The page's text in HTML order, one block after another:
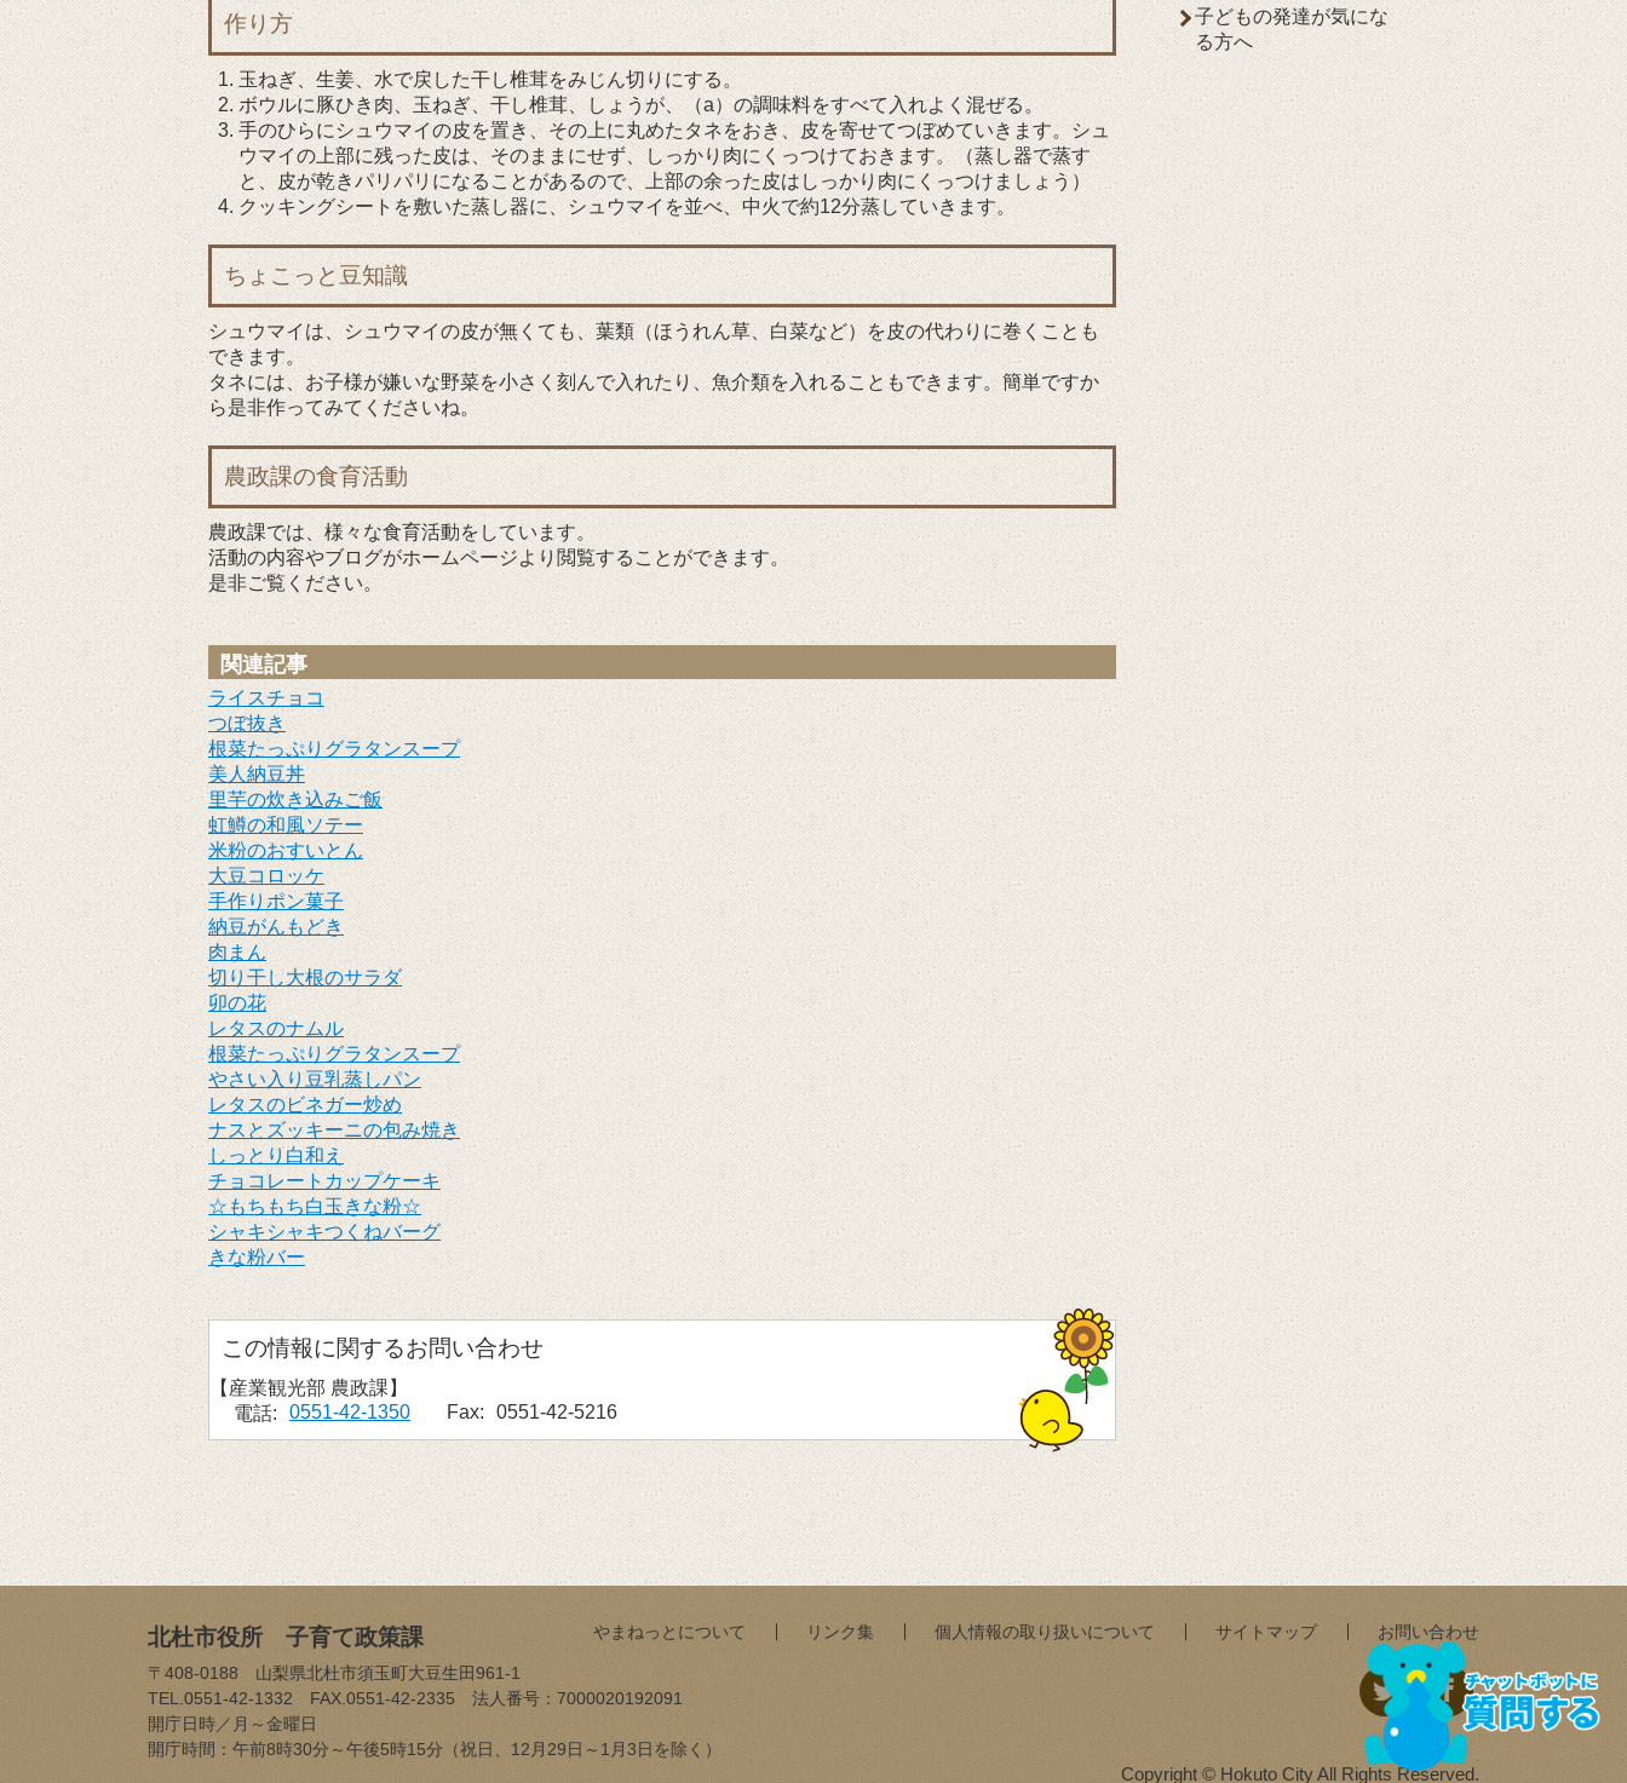
作り方
玉ねぎ、生姜、水で戻した干し椎茸をみじん切りにする。
ボウルに豚ひき肉、玉ねぎ、干し椎茸、しょうが、（a）の調味料をすべて入れよく混ぜる。
手のひらにシュウマイの皮を置き、その上に丸めたタネをおき、皮を寄せてつぼめていきます。シュ
ウマイの上部に残った皮は、そのままにせず、しっかり肉にくっつけておきます。（蒸し器で蒸す
と、皮が乾きパリパリになることがあるので、上部の余った皮はしっかり肉にくっつけましょう）
クッキングシートを敷いた蒸し器に、シュウマイを並べ、中火で約12分蒸していきます。
ちょこっと豆知識
シュウマイは、シュウマイの皮が無くても、葉類（ほうれん草、白菜など）を皮の代わりに巻くことも
できます。
タネには、お子様が嫌いな野菜を小さく刻んで入れたり、魚介類を入れることもできます。簡単ですか
ら是非作ってみてくださいね。
農政課の食育活動
農政課では、様々な食育活動をしています。
活動の内容やブログがホームページより閲覧することができます。
是非ご覧ください。
関連記事
ライスチョコ
つぼ抜き
根菜たっぷりグラタンスープ
美人納豆丼
里芋の炊き込みご飯
虹鱒の和風ソテー
米粉のおすいとん
大豆コロッケ
手作りポン菓子
納豆がんもどき
肉まん
切り干し大根のサラダ
卯の花
レタスのナムル
根菜たっぷりグラタンスープ
やさい入り豆乳蒸しパン
レタスのビネガー炒め
ナスとズッキーニの包み焼き
しっとり白和え
チョコレートカップケーキ
☆もちもち白玉きな粉☆
シャキシャキつくねバーグ
きな粉バー
お問い合わせ
産業観光部 農政課
電話:
0551-42-1350 Fax: 0551-42-5216
子どもの発達が気にな
る方へ
やまねっとについて リンク集 個人情報の取り扱いについて サイトマップ お問い合わせ
北杜市役所 子育て政策課
〒408-0188 山梨県北杜市須玉町大豆生田961-1
TEL.0551-42-1332 FAX.0551-42-2335 法人番号： 7000020192091
開庁日時／月～金曜日
開庁時間：午前8時30分～午後5時15分（祝日、12月29日～1月3日を除く）
Copyright © Hokuto City All Rights Reserved.